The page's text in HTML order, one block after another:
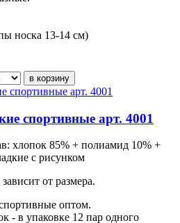
носка 13-14 см)
спортивные арт. 4001
хлопок 85% + полиамид 10% +
с рисунком
от размера.
оптом.
- в упаковке 12 пар одного